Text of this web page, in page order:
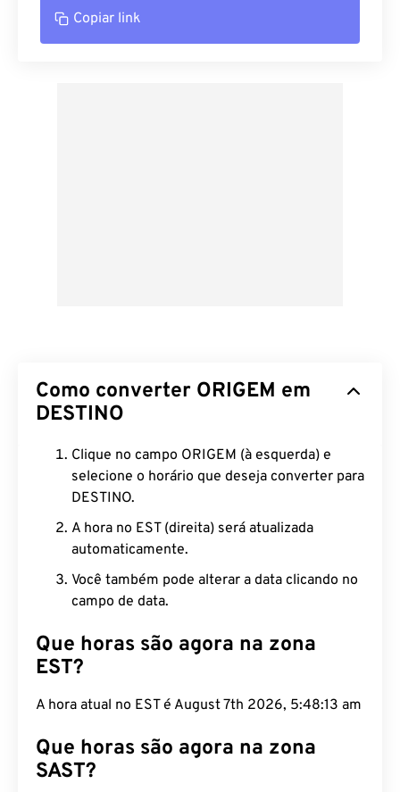
Copiar link
Como converter ORIGEM em
DESTINO
Clique no campo ORIGEM (à esquerda) e
selecione o horário que deseja converter para
DESTINO.
A hora no EST (direita) será atualizada
automaticamente.
Você também pode alterar a data clicando no
campo de data.
Que horas são agora na zona
EST?
A hora atual no EST é August 7th 2026, 5:48:14 am
Que horas são agora na zona
SAST?